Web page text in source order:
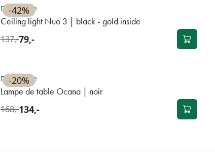
-42%
Disponible
Ceiling light Nuo 3 | black - gold inside
137,-79,-
-20%
Disponible
Lampe de table Ocana | noir
168,-134,-